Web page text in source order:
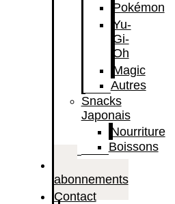
Pokémon
Yu-
Gi-
Oh
Magic
Autres
Snacks
Japonais
Nourriture
Boissons
abonnements
Contact